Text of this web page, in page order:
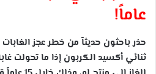
عاماً!
حذر باحثون حديثاً من خطر عجز
ثنائي أكسيد الكربون إذا ما تحولت